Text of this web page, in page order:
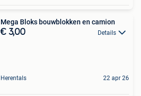
Mega Bloks bouwblokken en camion
€ 3,00 Details
Herentals 22 apr 26